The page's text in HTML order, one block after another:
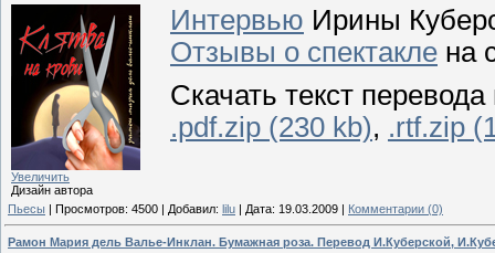
Увеличить
Дизайн автора
Интервью Ирины
Отзывы о спектакле на
Скачать текст
.pdf.zip (230 kb), .rtf.zip
Пьесы | Просмотров: 4500 | Добавил: lilu | Дата: 19.03.2009 | Комментарии (0)
Рамон Мария дель Валье-Инклан. Бумажная роза. Перевод И.Куберской,